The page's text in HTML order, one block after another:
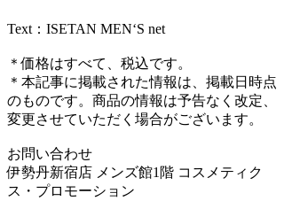
Text：ISETAN MEN‘S net
＊価格はすべて、税込です。
＊本記事に掲載された情報は、掲載日時点
のものです。商品の情報は予告なく改定、
変更させていただく場合がございます。
お問い合わせ
伊勢丹新宿店 メンズ館1階 コスメティク
ス・プロモーション